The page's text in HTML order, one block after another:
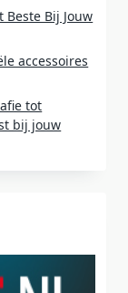
Beste Bij Jouw
accessoires
tot
bij jouw